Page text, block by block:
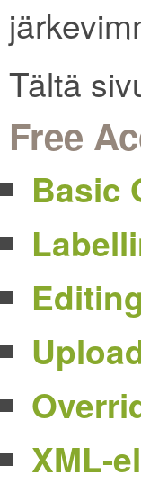
Tältä
Free
Basic
XML-